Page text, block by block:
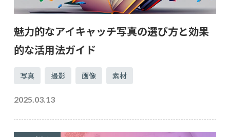
魅力的なアイキャッチ写真の選び方と効果
的な活用法ガイド
写真 撮影 画像 素材
2025.03.13